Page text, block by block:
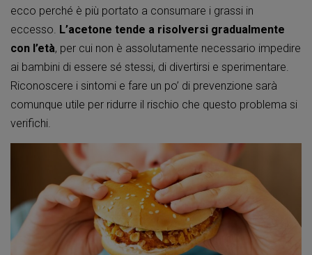
ecco perché è più portato a consumare i grassi in
eccesso. L’acetone tende a risolversi gradualmente
con l’età, per cui non è assolutamente necessario impedire
ai bambini di essere sé stessi, di divertirsi e sperimentare.
Riconoscere i sintomi e fare un po’ di prevenzione sarà
comunque utile per ridurre il rischio che questo problema si
verifichi.